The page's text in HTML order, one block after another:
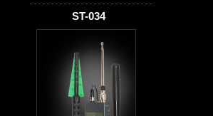
ST-034